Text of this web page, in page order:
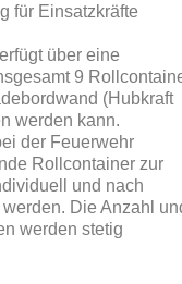
für Einsatzkräfte
über eine
9
(Hubkraft
werden kann.
der Feuerwehr
Rollcontainer zur
und nach
Die Anzahl
werden stetig